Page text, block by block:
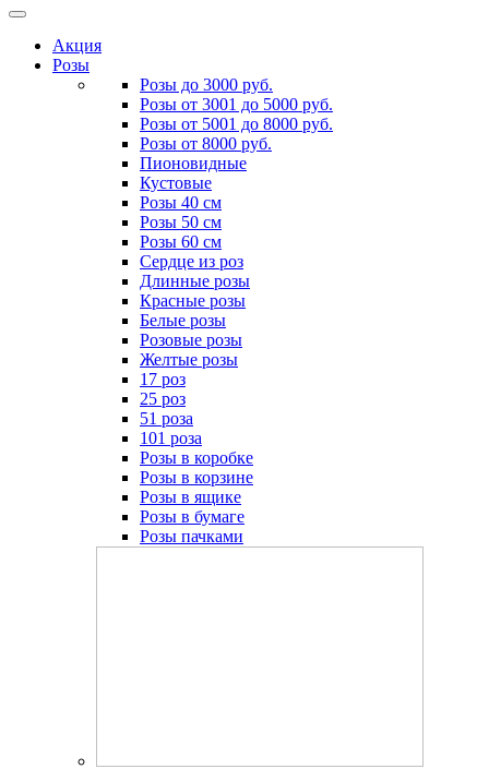
Акция
Розы
Розы до 3000 руб.
Розы от 3001 до 5000 руб.
Розы от 5001 до 8000 руб.
Розы от 8000 руб.
Пионовидные
Кустовые
Розы 40 см
Розы 50 см
Розы 60 см
Сердце из роз
Длинные розы
Красные розы
Белые розы
Розовые розы
Желтые розы
17 роз
25 роз
51 роза
101 роза
Розы в коробке
Розы в корзине
Розы в ящике
Розы в бумаге
Розы пачками